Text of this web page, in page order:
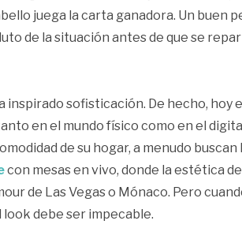
juega la carta ganadora. Un buen
de la situación antes de que se
sofisticación. De hecho, hoy
en el mundo físico como en el
de su hogar, a menudo
con mesas en vivo, donde la estética
de Las Vegas o Mónaco. Pero
look debe ser impecable.